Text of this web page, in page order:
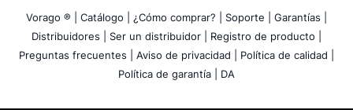
Vorago ® | Catálogo | ¿Cómo comprar? | Soporte |
Garantías |
Distribuidores |
Ser un distribuidor |
Registro de producto |
Preguntas frecuentes |
Aviso de privacidad |
Política de calidad |
Política de garantía |
DA